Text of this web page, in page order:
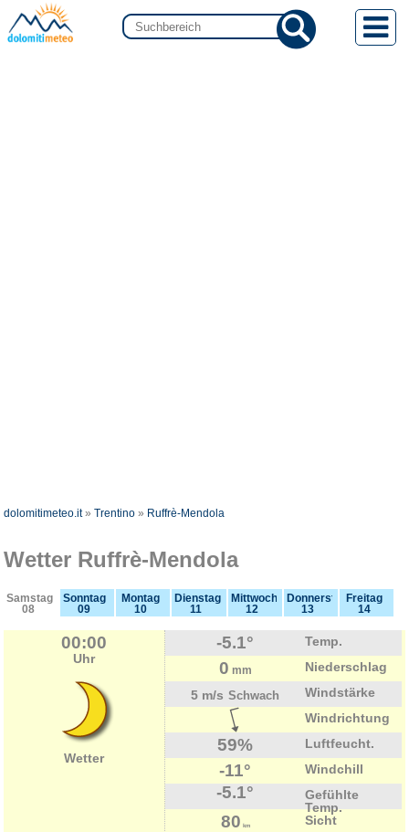
dolomitimeteo.it»Trentino » Ruffrè-Mendola
Wetter Ruffrè-Mendola
Samstag
08
Sonntag
09
Montag
10
Dienstag
11
Mittwoch
12
Donnerstag
13
Freitag
14
00:00
Uhr
Wetter
-5.1° Temp.
0 mm
Niederschlag
5 m/s Schwach
Windstärke
Windrichtung
59% Luftfeucht.
-11° Windchill
-5.1°
Gefühlte
Temp.
80 km Sicht